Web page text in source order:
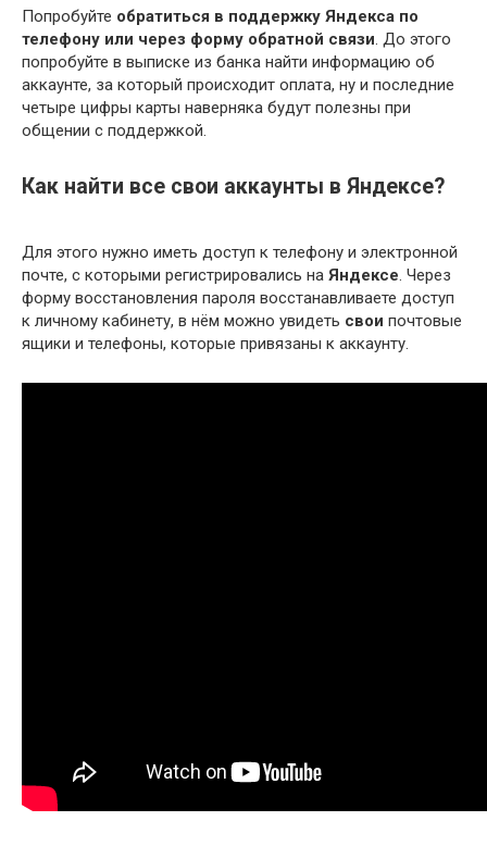
Попробуйте обратиться в поддержку Яндекса по
телефону или через форму обратной связи. До этого
попробуйте в выписке из банка найти информацию об
аккаунте, за который происходит оплата, ну и последние
четыре цифры карты наверняка будут полезны при
общении с поддержкой.
Как найти все свои аккаунты в Яндексе?
Для этого нужно иметь доступ к телефону и электронной
почте, с которыми регистрировались на Яндексе. Через
форму восстановления пароля восстанавливаете доступ
к личному кабинету, в нём можно увидеть свои почтовые
ящики и телефоны, которые привязаны к аккаунту.